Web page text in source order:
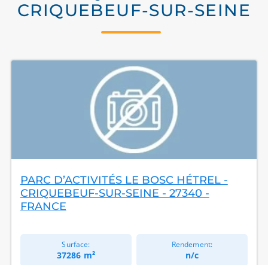
CRIQUEBEUF-SUR-SEINE
PARC D’ACTIVITÉS LE BOSC HÉTREL -
CRIQUEBEUF-SUR-SEINE - 27340 -
FRANCE
Surface:
37286 m²
Rendement:
n/c